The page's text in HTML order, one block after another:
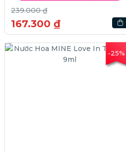
239.000 ₫
167.300 ₫
-25%